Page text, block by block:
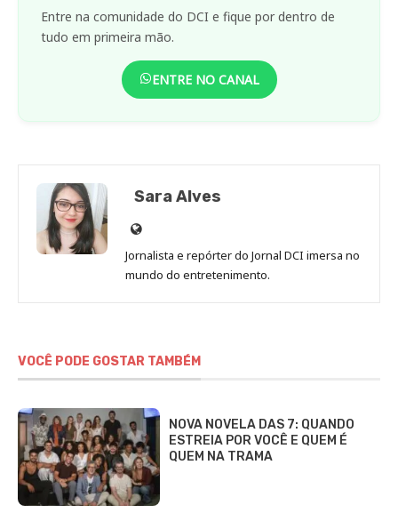
Entre na comunidade do DCI e fique por dentro de
tudo em primeira mão.
ENTRE NO CANAL
Sara Alves
Site
de
Sara
Jornalista e repórter do Jornal DCI imersa no
mundo do entretenimento.
VOCÊ PODE GOSTAR TAMBÉM
NOVA NOVELA DAS 7: QUANDO
ESTREIA POR VOCÊ E QUEM É
QUEM NA TRAMA